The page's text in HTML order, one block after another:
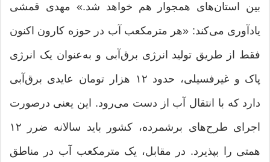
بین استان‌های همجوار هم خواهد شد.» مهدی قمشی
یادآوری می‌کند: «هر مترمکعب آب در حوزه کارون اکنون
فقط از طریق تولید انرژی برق‌آبی و به‌عنوان یک انرژی
پاک و غیرفسیلی، حدود ۱۲ هزار تومان عایدی برق‌آبی
دارد که با انتقال آب از دست می‌رود. این یعنی درصورت
اجرای طرح‌های برشمرده، کشور باید سالانه ضرر ۱۲
همتی را بپذیرد. در مقابل، یک مترمکعب آب در مناطق